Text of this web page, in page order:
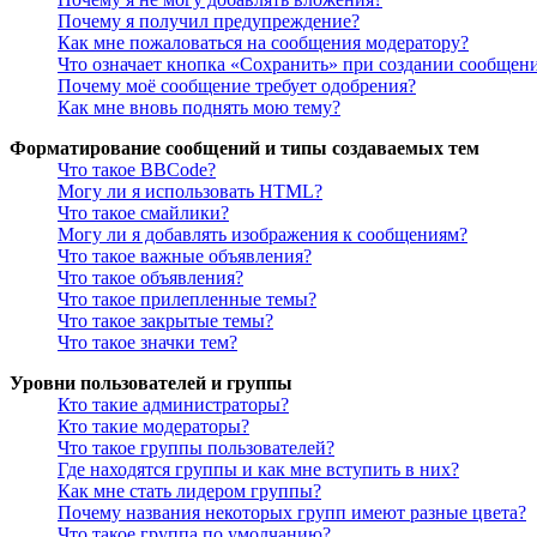
Почему я получил предупреждение?
Как мне пожаловаться на сообщения модератору?
Что означает кнопка «Сохранить» при создании
Почему моё сообщение требует одобрения?
Как мне вновь поднять мою тему?
Форматирование сообщений и типы создаваемых тем
Что такое BBCode?
Могу ли я использовать HTML?
Что такое смайлики?
Могу ли я добавлять изображения к сообщениям?
Что такое важные объявления?
Что такое объявления?
Что такое прилепленные темы?
Что такое закрытые темы?
Что такое значки тем?
Уровни пользователей и группы
Кто такие администраторы?
Кто такие модераторы?
Что такое группы пользователей?
Где находятся группы и как мне вступить в них?
Как мне стать лидером группы?
Почему названия некоторых групп имеют разные цвета?